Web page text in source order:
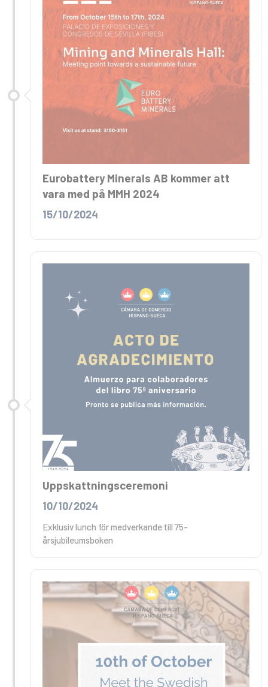
Eurobattery Minerals AB kommer att
vara med på MMH 2024
15/10/2024
Uppskattningsceremoni
10/10/2024
Exklusiv lunch för medverkande till 75-
årsjubileumsboken